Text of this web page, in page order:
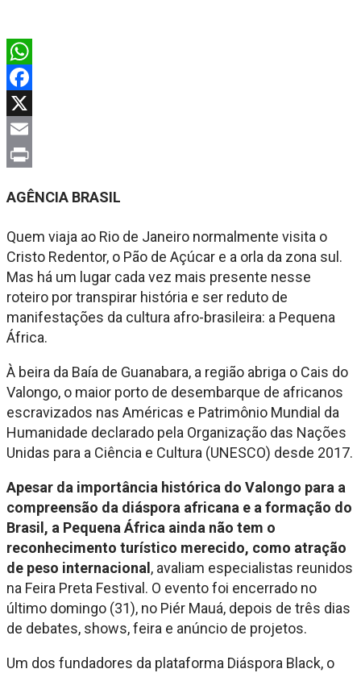
WhatsApp
Facebook
X
Email
AGÊNCIA BRASIL
Quem viaja ao Rio de Janeiro normalmente visita o
Cristo Redentor, o Pão de Açúcar e a orla da zona sul.
Mas há um lugar cada vez mais presente nesse
roteiro por transpirar história e ser reduto de
manifestações da cultura afro-brasileira: a Pequena
África.
À beira da Baía de Guanabara, a região abriga o Cais do
Valongo, o maior porto de desembarque de africanos
escravizados nas Américas e Patrimônio Mundial da
Humanidade declarado pela Organização das Nações
Unidas para a Ciência e Cultura (UNESCO) desde 2017.
Apesar da importância histórica do Valongo para a
compreensão da diáspora africana e a formação do
Brasil, a Pequena África ainda não tem o
reconhecimento turístico merecido, como atração
de peso internacional , avaliam especialistas reunidos
na Feira Preta Festival. O evento foi encerrado no
último domingo (31), no Piér Mauá, depois de três dias
de debates, shows, feira e anúncio de projetos.
Um dos fundadores da plataforma Diáspora Black, o